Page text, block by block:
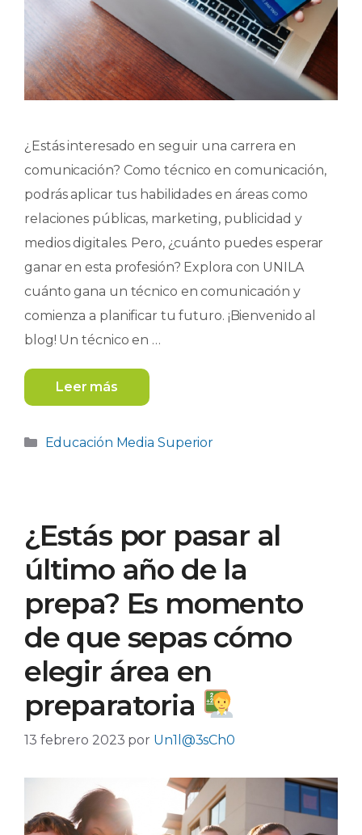
¿Estás interesado en seguir una carrera en
comunicación? Como técnico en comunicación,
podrás aplicar tus habilidades en áreas como
relaciones públicas, marketing, publicidad y
medios digitales. Pero, ¿cuánto puedes esperar
ganar en esta profesión? Explora con UNILA
cuánto gana un técnico en comunicación y
comienza a planificar tu futuro. ¡Bienvenido al
blog! Un técnico en …
Leer más
Categorías
Educación Media Superior
¿Estás por pasar al
último año de la
prepa? Es momento
de que sepas cómo
elegir área en
preparatoria ​
13 febrero 2023 por Un1l@3sCh0